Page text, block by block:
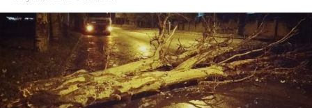
В ночь с 30 по 31 октября на улицах Никополя